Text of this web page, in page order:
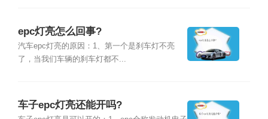
epc灯亮怎么回事?
汽车epc灯亮的原因：1、第一个是刹车灯不亮
了，当我们车辆的刹车灯都不...
车子epc灯亮还能开吗?